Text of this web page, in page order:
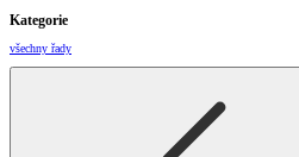
Kategorie
všechny řady